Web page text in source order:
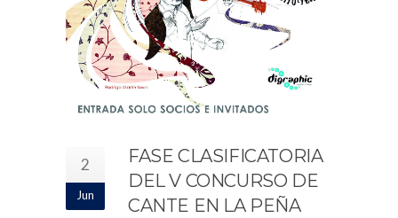
2
Jun
FASE CLASIFICATORIA
DEL V CONCURSO DE
CANTE EN LA PEÑA